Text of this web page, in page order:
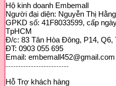
Hộ kinh doanh Embemall
Người đại diện: Nguyễn Thị Hằng
GPKD số: 41F8033599, cấp
TpHCM
Đ/c: 83 Tân Hòa Đông, P14, Q6,
ĐT: 0903 055 695
Email: embemall452@gmail.com
-------------------------
Hỗ Trợ khách hàng